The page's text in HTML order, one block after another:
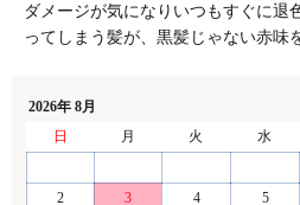
ダメージが気になりいつもすぐに退
ってしまう髪が、黒髪じゃない赤味
2026年 8月
日
月 火 水
2
3 4 5